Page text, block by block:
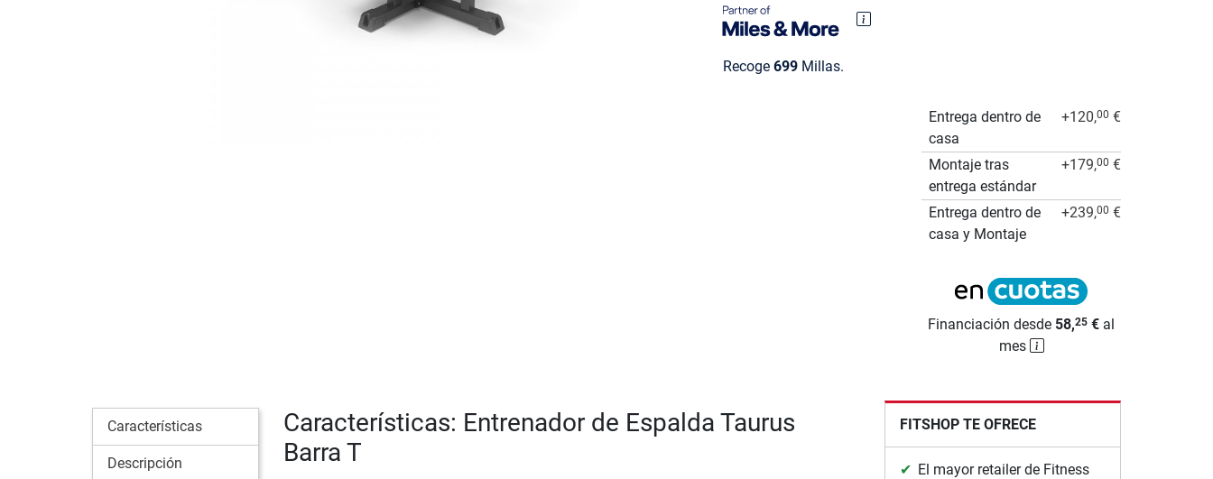
Recoge 699Millas.
Entrega dentro de
casa
+120,00 €
Montaje tras
entrega estándar
+179,00 €
Entrega dentro de
casa y Montaje
+239,00 €
Financiación desde 58,25 € al
mes
Características
Descripción
Características: Entrenador de Espalda Taurus
Barra T
FITSHOP TE OFRECE
El mayor retailer de Fitness